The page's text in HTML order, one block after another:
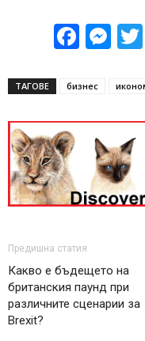
ТАГОВЕ бизнес
Предишна статия
Какво е бъдещето на
британския паунд при
различните сценарии за
Brexit?